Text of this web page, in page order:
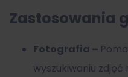
Zastosowania
Fotografia –
wyszukiwaniu